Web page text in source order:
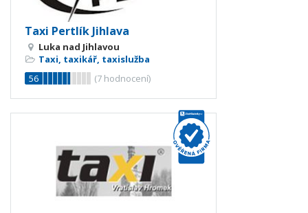
Taxi Pertlík Jihlava
Luka nad Jihlavou
Taxi, taxikář, taxislužba
56
(7 hodnocení)